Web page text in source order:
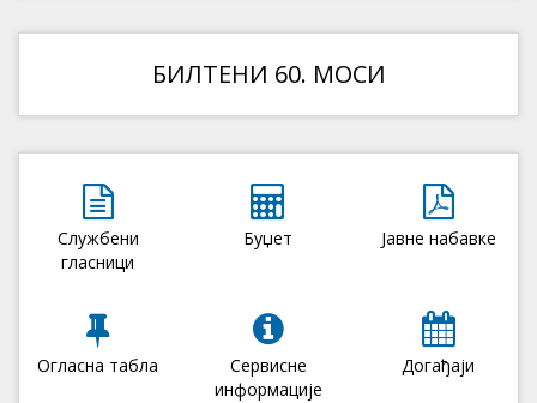
БИЛТЕНИ 60. МОСИ
Службени
гласници
Буџет Јавне набавке
Огласна табла
Сервисне
информације
Догађаји